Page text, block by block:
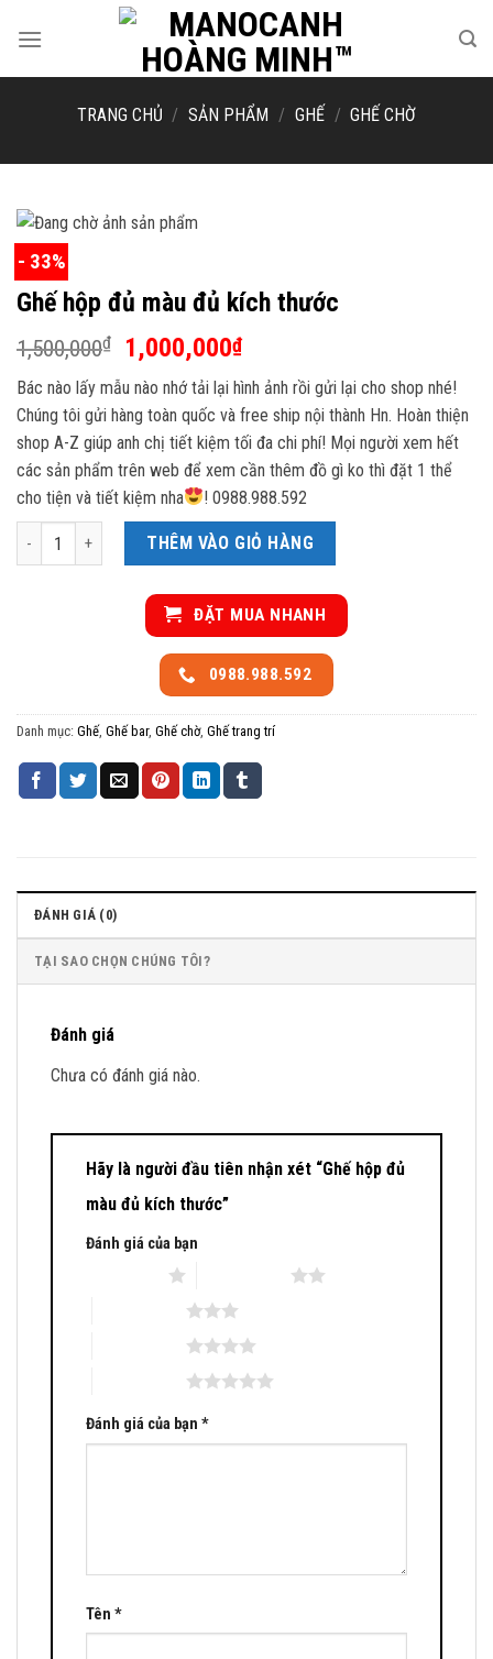
TRANG CHỦ / SẢN PHẨM / GHẾ / GHẾ CHỜ
- 33%
Ghế hộp đủ màu đủ kích thước
1,500,000₫
Giá
gốc
là:
1,500,000₫.
1,000,000₫Giá
hiện
tại
là:
1,000,000₫.
Bác nào lấy mẫu nào nhớ tải lại hình ảnh rồi gửi lại cho shop nhé!
Chúng tôi gửi hàng toàn quốc và free ship nội thành Hn. Hoàn thiện
shop A-Z giúp anh chị tiết kiệm tối đa chi phí! Mọi người xem hết
các sản phẩm trên web để xem cần thêm đồ gì ko thì đặt 1 thể
cho tiện và tiết kiệm nha
! 0988.988.592
Ghế hộp đủ màu đủ kích thước số lượng
THÊM VÀO GIỎ HÀNG
ĐẶT MUA NHANH
0988.988.592
Danh mục: Ghế Ghế bar, Ghế chờ, Ghế trang trí
ĐÁNH GIÁ (0)
TẠI SAO CHỌN CHÚNG TÔI?
Đánh giá
Chưa có đánh giá nào.
Hãy là người đầu tiên nhận xét “Ghế hộp đủ
màu đủ kích thước”
Đánh giá của bạn
Đánh giá của bạn *
Tên *